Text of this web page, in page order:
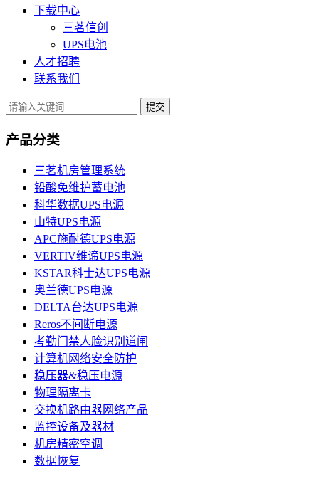
下载中心
三茗信创
UPS电池
人才招聘
联系我们
提交
产品分类
三茗机房管理系统
铅酸免维护蓄电池
科华数据UPS电源
山特UPS电源
APC施耐德UPS电源
VERTIV维谛UPS电源
KSTAR科士达UPS电源
奥兰德UPS电源
DELTA台达UPS电源
Reros不间断电源
考勤门禁人脸识别道闸
计算机网络安全防护
稳压器&稳压电源
物理隔离卡
交换机路由器网络产品
监控设备及器材
机房精密空调
数据恢复